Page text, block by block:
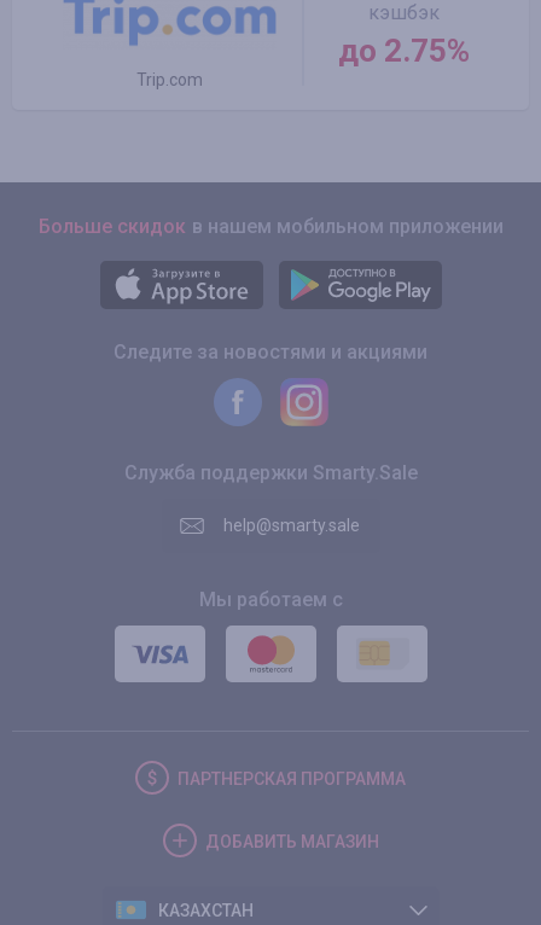
Trip.com
кэшбэк
до 2.75%
Больше скидок в нашем мобильном приложении
Следите за новостями и акциями
Служба поддержки Smarty.Sale
help@smarty.sale
Мы работаем с
ПАРТНЕРСКАЯ ПРОГРАММА
ДОБАВИТЬ МАГАЗИН
КАЗАХСТАН